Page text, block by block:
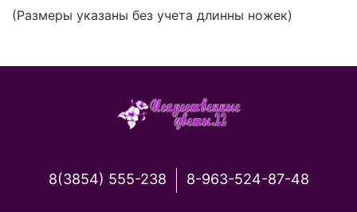
(Размеры указаны без учета длинны ножек)
8(3854) 555-238 8-963-524-87-48